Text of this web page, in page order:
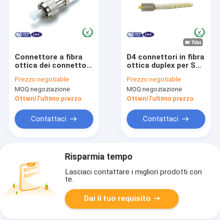
Connettore a fibra
ottica dei connettori
millimetri un
diametro da 3,0
millimetri
Prezzo:negotiable
MOQ:negoziazione
Ottieni l'ultimo prezzo
Contattaci
D4 connettori in fibra
ottica duplex per SM
Prezzo:negotiable
MOQ:negoziazione
Ottieni l'ultimo prezzo
Contattaci
Risparmia tempo
Lasciaci contattare i migliori prodotti con
te.
Dai il tuo requisito